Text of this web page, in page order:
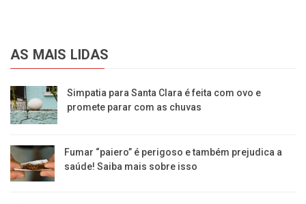
AS MAIS LIDAS
Simpatia para Santa Clara é feita com ovo e
promete parar com as chuvas
Fumar “paiero” é perigoso e também prejudica a
saúde! Saiba mais sobre isso